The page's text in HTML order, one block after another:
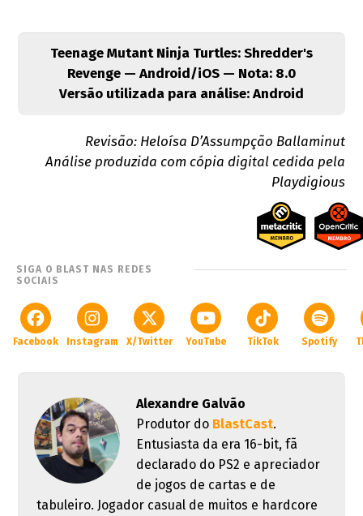
Teenage Mutant Ninja Turtles: Shredder's
Revenge — Android/iOS — Nota: 8.0
Versão utilizada para análise: Android
Revisão: Heloísa D’Assumpção Ballaminut
Análise produzida com cópia digital cedida pela
Playdigious
SIGA O BLAST NAS REDES
SOCIAIS
Facebook Instagram X/Twitter YouTube TikTok Spotify
Alexandre Galvão
Produtor do BlastCast.
Entusiasta da era 16-bit, fã
declarado do PS2 e apreciador
de jogos de cartas e de
tabuleiro. Jogador casual de muitos e hardcore